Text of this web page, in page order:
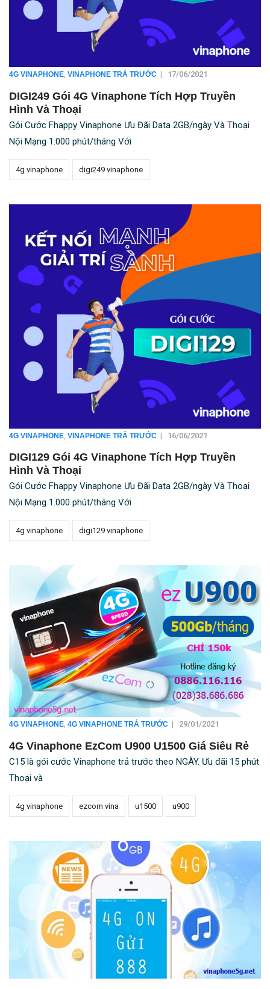
4G VINAPHONE, VINAPHONE TRẢ TRƯỚC | 17/06/2021
DIGI249 Gói 4G Vinaphone Tích Hợp Truyền
Hình Và Thoại
Gói Cước Fhappy Vinaphone Ưu Đãi Data 2GB/ngày Và Thoại
Nội Mạng 1.000 phút/tháng Với
4g vinaphone digi249 vinaphone
4G VINAPHONE VINAPHONE TRẢ TRƯỚC | 16/06/2021
DIGI129 Gói 4G Vinaphone Tích Hợp Truyền
Hình Và Thoại
Gói Cước Fhappy Vinaphone Ưu Đãi Data 2GB/ngày Và Thoại
Nội Mạng 1.000 phút/tháng Với
4g vinaphone digi129 vinaphone
4G VINAPHONE, 4G VINAPHONE TRẢ TRƯỚC | 29/01/2021
4G Vinaphone EzCom U900 U1500 Giá Siêu Rẻ
C15 là gói cước Vinaphone trả trước theo NGÀY. Ưu đãi 15 phút
Thoại và
4g vinaphone ezcom vina u1500 u900